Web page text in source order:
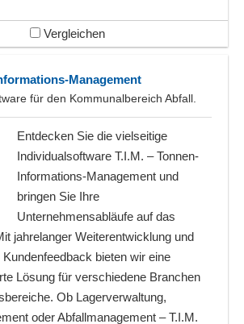
Vergleichen
Management
für den Kommunalbereich Abfall.
Entdecken Sie die vielseitige
Individualsoftware T.I.M. – Tonnen-
Informations-Management und
bringen Sie Ihre
Unternehmensabläufe auf das
jahrelanger Weiterentwicklung und
bieten wir eine
Lösung für verschiedene Branchen
Ob Lagerverwaltung,
oder Abfallmanagement – T.I.M.